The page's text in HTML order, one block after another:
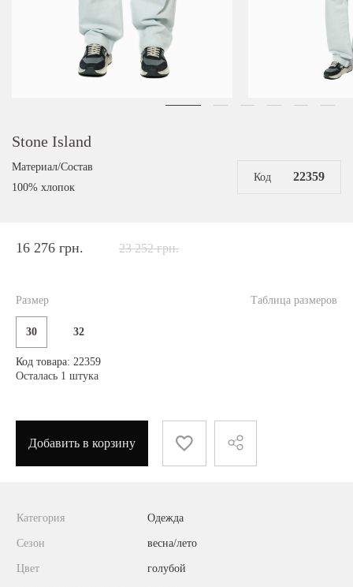
Stone Island
Материал/Состав
100% хлопок
Код 22359
16 276 грн. 23 252 грн.
Таблица размеров
Размер
30 32
Код товара: 22359
Осталась 1 штука
Добавить в корзину
Категория Одежда
Сезон весна/лето
Цвет голубой